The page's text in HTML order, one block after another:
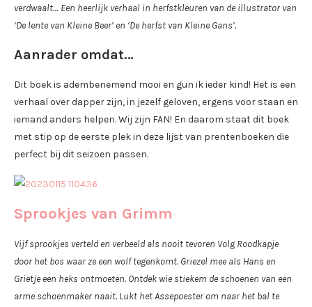
verdwaalt… Een heerlijk verhaal in herfstkleuren van de illustrator van
‘De lente van Kleine Beer’ en ‘De herfst van Kleine Gans’.
Aanrader omdat…
Dit boek is adembenemend mooi en gun ik ieder kind! Het is een
verhaal over dapper zijn, in jezelf geloven, ergens voor staan en
iemand anders helpen. Wij zijn FAN! En daarom staat dit boek
met stip op de eerste plek in deze lijst van prentenboeken die
perfect bij dit seizoen passen.
Sprookjes van Grimm
Vijf sprookjes verteld en verbeeld als nooit tevoren Volg Roodkapje
door het bos waar ze een wolf tegenkomt. Griezel mee als Hans en
Grietje een heks ontmoeten. Ontdek wie stiekem de schoenen van een
arme schoenmaker naait. Lukt het Assepoester om naar het bal te